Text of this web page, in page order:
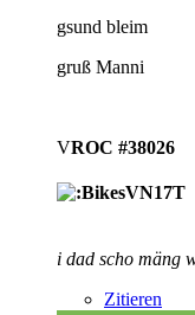
gsund bleim
gruß Manni
VROC #38026
i dad scho mäng
Zitieren